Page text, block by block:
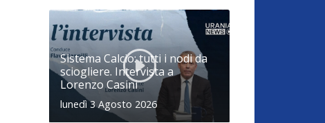
Sistema Calcio: tutti i nodi da
sciogliere. Intervista a
Lorenzo Casini
lunedì 3 Agosto 2026